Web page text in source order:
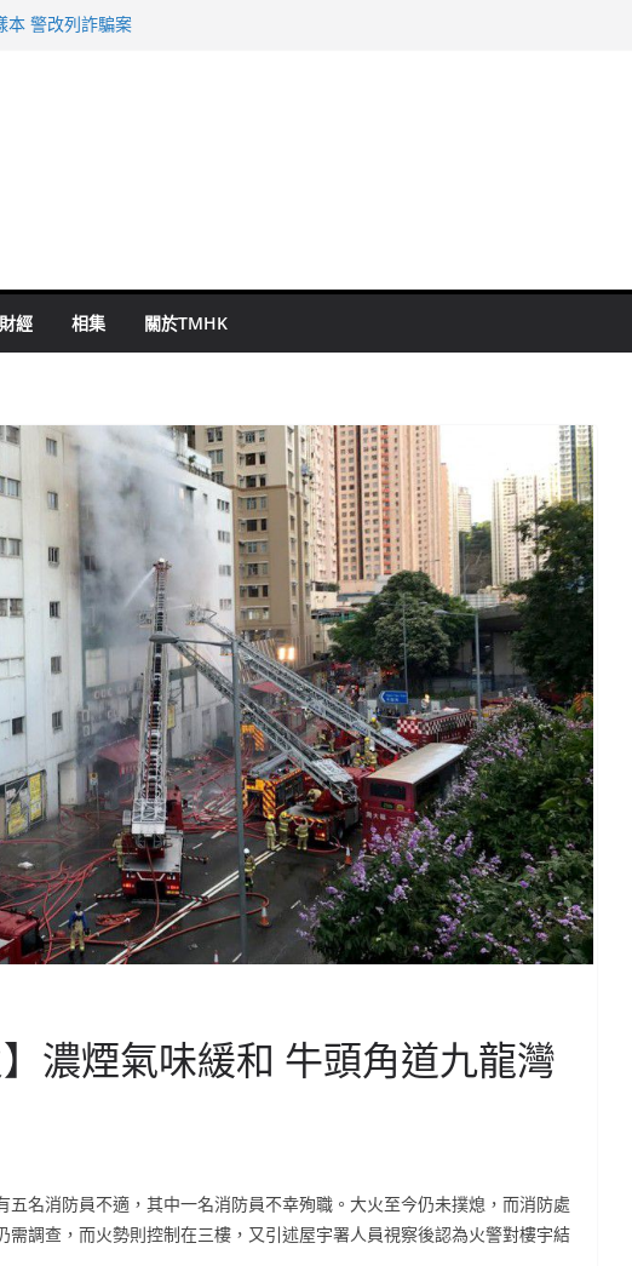
本 警改列詐騙案
財經 相集 關於TMHK
】濃煙氣味緩和 牛頭角道九龍灣
名消防員不適，其中一名消防員不幸殉職。大火至今仍未撲熄，而消防處
調查，而火勢則控制在三樓，又引述屋宇署人員視察後認為火警對樓宇結